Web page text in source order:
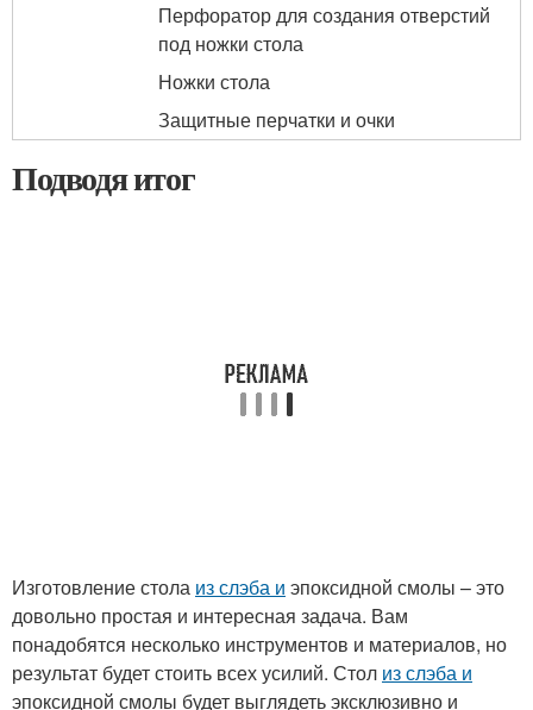
Перфоратор для создания отверстий
под ножки стола
Ножки стола
Защитные перчатки и очки
Подводя итог
Изготовление стола из слэба и эпоксидной смолы – это
довольно простая и интересная задача. Вам
понадобятся несколько инструментов и материалов, но
результат будет стоить всех усилий. Стол из слэба и
эпоксидной смолы будет выглядеть эксклюзивно и